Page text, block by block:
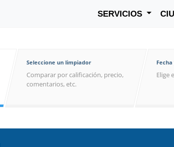
SERVICIOS
Seleccione un limpiador
Comparar por calificación, precio,
comentarios, etc.
Elige